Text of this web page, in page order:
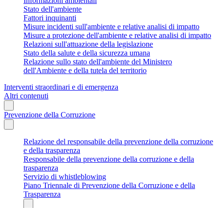
Stato dell'ambiente
Fattori inquinanti
Misure incidenti sull'ambiente e relative analisi di impatto
Misure a protezione dell'ambiente e relative analisi di impatto
Relazioni sull'attuazione della legislazione
Stato della salute e della sicurezza umana
Relazione sullo stato dell'ambiente del Ministero
dell'Ambiente e della tutela del territorio
Interventi straordinari e di emergenza
Altri contenuti
Prevenzione della Corruzione
Relazione del responsabile della prevenzione della corruzione
e della trasparenza
Responsabile della prevenzione della corruzione e della
trasparenza
Servizio di whistleblowing
Piano Triennale di Prevenzione della Corruzione e della
Trasparenza